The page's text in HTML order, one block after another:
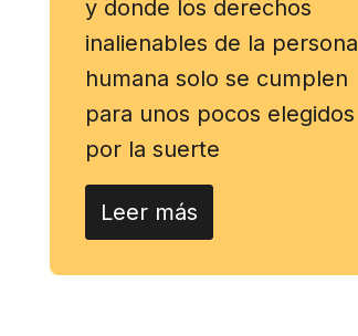
y donde los derechos
inalienables de la persona
humana solo se cumplen
para unos pocos elegidos
por la suerte
Leer más